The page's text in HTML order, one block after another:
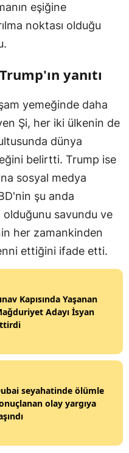
eşiğine
noktası olduğu
yanıtı
yemeğinde daha
Şi, her iki ülkenin de
dünya
belirtti. Trump ise
sosyal medya
şu anda
olduğunu savundu ve
her zamankinden
ettiğini ifade etti.
Kapısında Yaşanan
Adayı İsyan
seyahatinde ölümle
olay yargıya